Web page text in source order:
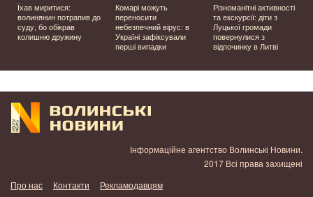
Їхав миритися:
волинянин потрапив до
суду, бо обікрав
колишню дружину
Комарі можуть
переносити
небезпечний вірус: в
Україні зафіксували
перші випадки
Різноманітні активності
та екскурсії: діти з
Луцької громади
повернулися з
відпочинку в Литві
Інформаційне агентство Волинські Новини.
2017 Всі права захищені
Про нас
Контакти Рекламодавцям